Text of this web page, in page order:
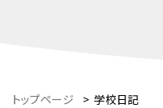
トップページ > 学校日記